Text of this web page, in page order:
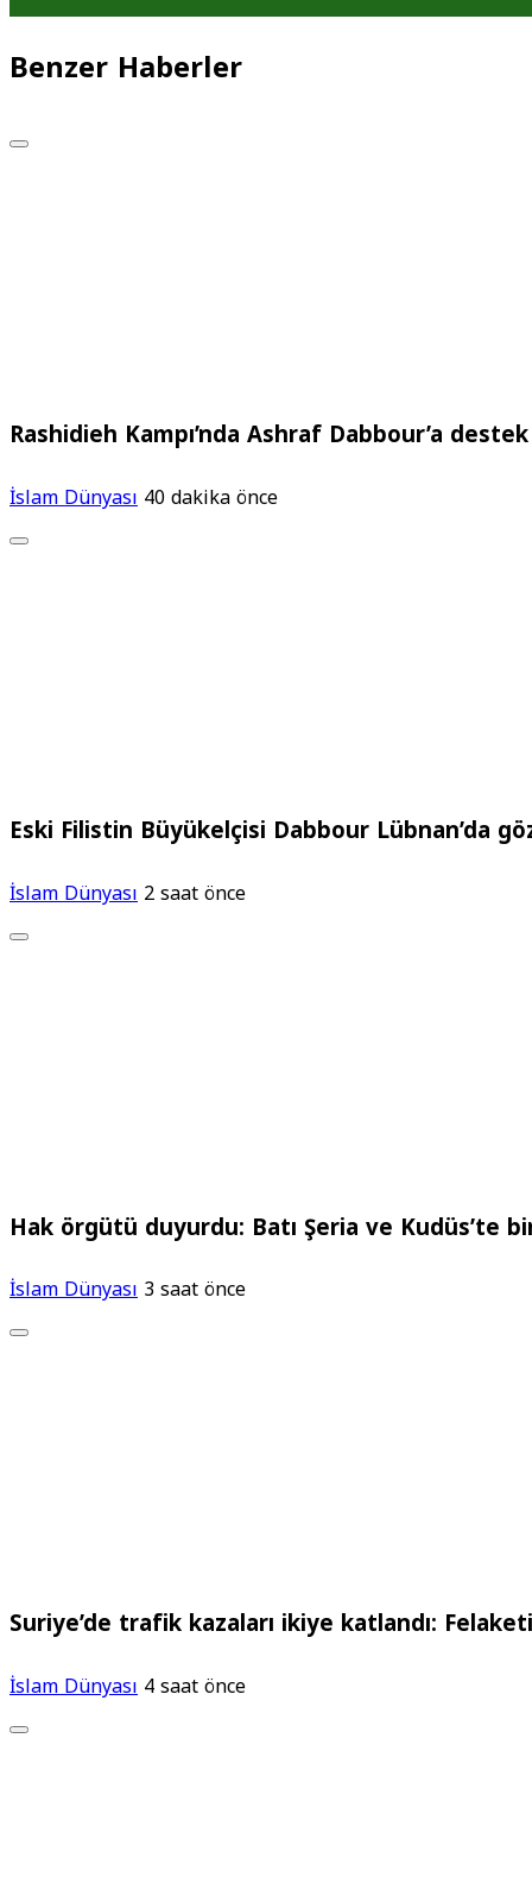
Benzer Haberler
Rashidieh Kampı’nda Ashraf Dabbour’a
İslam Dünyası40 dakika önce
Eski Filistin Büyükelçisi Dabbour Lübnan’da
İslam Dünyası2 saat önce
Hak örgütü duyurdu: Batı Şeria ve Kudüs’te
İslam Dünyası3 saat önce
Suriye’de trafik kazaları ikiye katlandı:
İslam Dünyası4 saat önce